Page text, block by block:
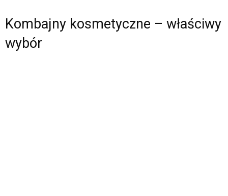
Kombajny kosmetyczne – właściwy
wybór